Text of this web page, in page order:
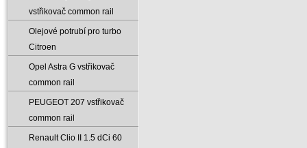
vstřikovač common rail
Olejové potrubí pro turbo
Citroen
Opel Astra G vstřikovač
common rail
PEUGEOT 207 vstřikovač
common rail
Renault Clio II 1.5 dCi 60